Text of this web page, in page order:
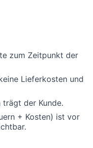
zum Zeitpunkt der
Lieferkosten und
der Kunde.
+ Kosten) ist vor